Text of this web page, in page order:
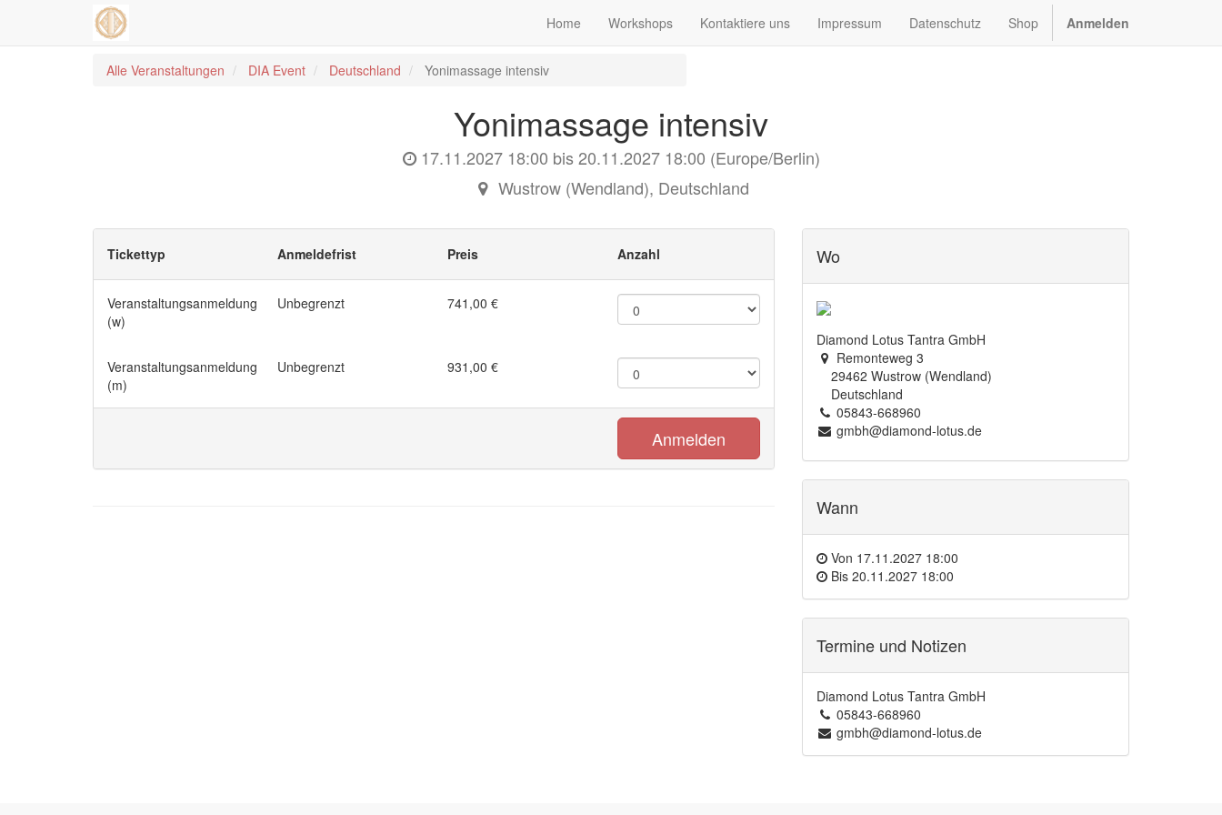
Home Workshops Kontaktiere uns Impressum Datenschutz Shop Anmelden
Alle Veranstaltungen DIA Event Deutschland Yonimassage intensiv
Yonimassage intensiv
17.11.2027 18:00 bis 20.11.2027 18:00 (Europe/Berlin)
Wustrow (Wendland), Deutschland
Tickettyp Anmeldefrist Preis Anzahl
Veranstaltungsanmeldung
(w)
Unbegrenzt 741,00 €
Veranstaltungsanmeldung
(m)
Unbegrenzt 931,00 €
Anmelden
Wo
Diamond Lotus Tantra GmbH
Remonteweg 3
29462 Wustrow (Wendland)
Deutschland
05843-668960
gmbh@diamond-lotus.de
Wann
Von 17.11.2027 18:00
Bis 20.11.2027 18:00
Termine und Notizen
Diamond Lotus Tantra GmbH
05843-668960
gmbh@diamond-lotus.de